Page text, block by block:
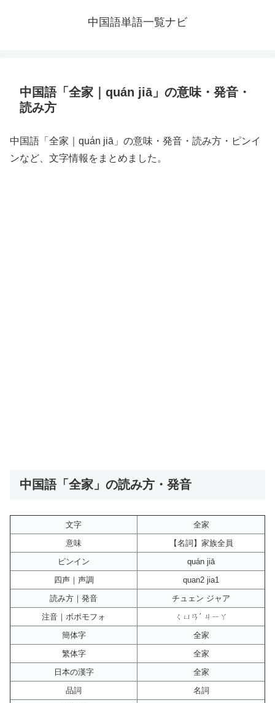
中国語単語一覧ナビ
中国語「全家｜quán jiā」の意味・発音・
読み方
中国語「全家｜quán jiā」の意味・発音・読み方・ピンイ
ンなど、文字情報をまとめました。
中国語「全家」の読み方・発音
文字
全家
意味
【名詞】家族全員
ピンイン
quán jiā
四声｜声調
quan2 jia1
読み方｜発音
チュェン ジャア
注音｜ボポモフォ
ㄑㄩㄢˊ ㄐㄧㄚ
簡体字
全家
繁体字
全家
日本の漢字
全家
品詞
名詞